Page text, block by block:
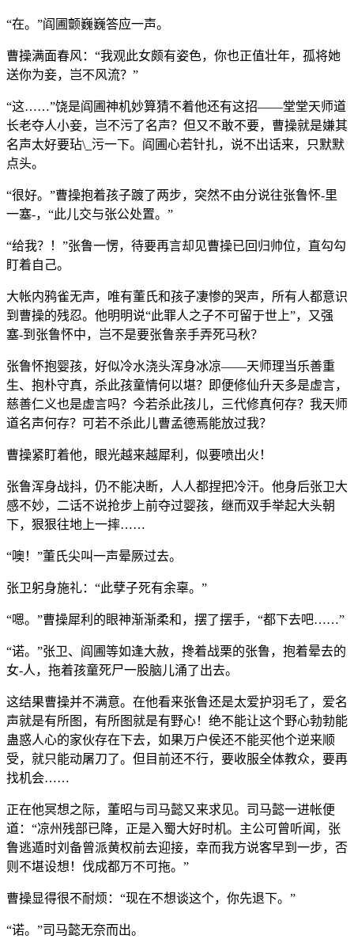
“在。”阎圃颤巍巍答应一声。
曹操满面春风：“我观此女颇有姿色，你也正值壮年，孤将她
送你为妾，岂不风流？”
“这……”饶是阎圃神机妙算猜不着他还有这招——堂堂天师道
长老夺人小妾，岂不污了名声？但又不敢不要，曹操就是嫌其
名声太好要玷\_污一下。阎圃心若针扎，说不出话来，只默默
点头。
“很好。”曹操抱着孩子踱了两步，突然不由分说往张鲁怀-里
一塞-，“此儿交与张公处置。”
“给我？！”张鲁一愣，待要再言却见曹操已回归帅位，直勾勾
盯着自己。
大帐内鸦雀无声，唯有董氏和孩子凄惨的哭声，所有人都意识
到曹操的残忍。他明明说“此罪人之子不可留于世上”，又强
塞-到张鲁怀中，岂不是要张鲁亲手弄死马秋？
张鲁怀抱婴孩，好似冷水浇头浑身冰凉——天师理当乐善重
生、抱朴守真，杀此孩童情何以堪？即便修仙升天多是虚言，
慈善仁义也是虚言吗？今若杀此孩儿，三代修真何存？我天师
道名声何存？可若不杀此儿曹孟德焉能放过我？
曹操紧盯着他，眼光越来越犀利，似要喷出火！
张鲁浑身战抖，仍不能决断，人人都捏把冷汗。他身后张卫大
感不妙，二话不说抢步上前夺过婴孩，继而双手举起大头朝
下，狠狠往地上一摔……
“噢！”董氏尖叫一声晕厥过去。
张卫躬身施礼：“此孽子死有余辜。”
“嗯。”曹操犀利的眼神渐渐柔和，摆了摆手，“都下去吧……”
“诺。”张卫、阎圃等如逢大赦，搀着战栗的张鲁，抱着晕去的
女-人，拖着孩童死尸一股脑儿涌了出去。
这结果曹操并不满意。在他看来张鲁还是太爱护羽毛了，爱名
声就是有所图，有所图就是有野心！绝不能让这个野心勃勃能
蛊惑人心的家伙存在下去，如果万户侯还不能买他个逆来顺
受，就只能动屠刀了。但目前还不行，要收服全体教众，要再
找机会……
正在他冥想之际，董昭与司马懿又来求见。司马懿一进帐便
道：“凉州残部已降，正是入蜀大好时机。主公可曾听闻，张
鲁逃遁时刘备曾派黄权前去迎接，幸而我方说客早到一步，否
则不堪设想！伐成都万不可拖。”
曹操显得很不耐烦：“现在不想谈这个，你先退下。”
“诺。”司马懿无奈而出。